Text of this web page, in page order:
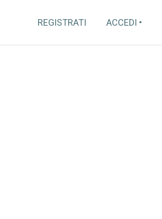
REGISTRATI ACCEDI